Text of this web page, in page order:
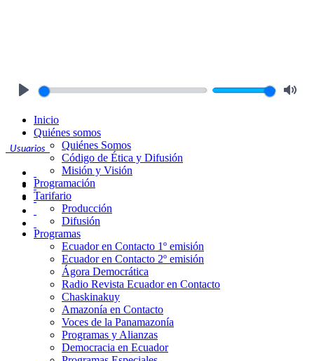
Usuarios
Inicio
Quiénes somos
Quiénes Somos
Código de Ética y Difusión
Misión y Visión
Programación
Tarifario
Producción
Difusión
Programas
Ecuador en Contacto 1º emisión
Ecuador en Contacto 2º emisión
Ágora Democrática
Radio Revista Ecuador en Contacto
Chaskinakuy
Amazonía en Contacto
Voces de la Panamazonía
Programas y Alianzas
Democracia en Ecuador